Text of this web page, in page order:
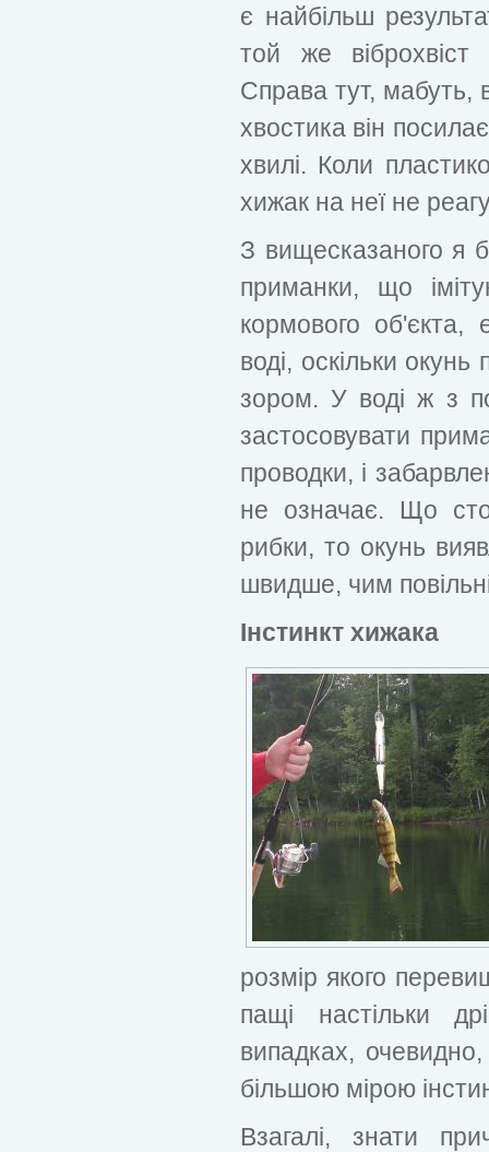
є найбільш
той же
Справа тут, мабуть,
хвостика він
хвилі. Коли
хижак на неї не
З вищесказаного я
приманки, що
кормового об'єкта,
воді, оскільки окунь
зором. У воді ж з
застосовувати
проводки, і
не означає. Що
рибки, то окунь
швидше, чим
Інстинкт хижака
розмір якого
пащі настільки
випадках,
більшою мірою
Взагалі, знати